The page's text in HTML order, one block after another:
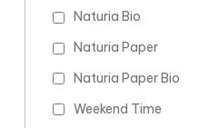
Naturia Bio
Naturia Paper
Naturia Paper Bio
Weekend Time